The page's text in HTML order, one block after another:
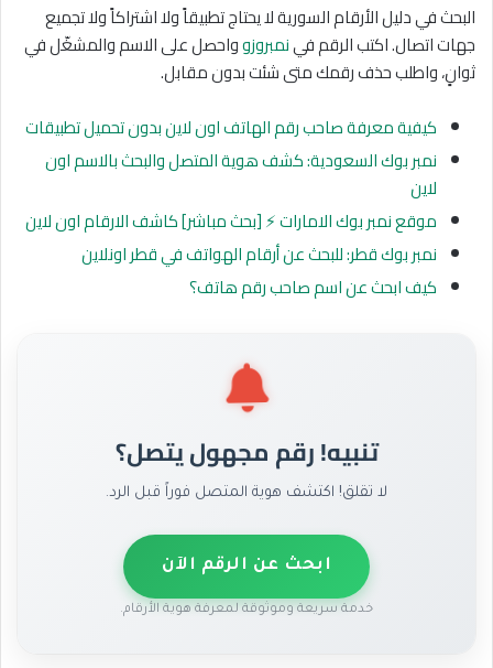
البحث في دليل الأرقام السورية لا يحتاج تطبيقاً ولا اشتراكاً ولا تجميع
جهات اتصال. اكتب الرقم فينمبروزوواحصل على الاسم والمشغّل في
ثوانٍ، واطلب حذف رقمك متى شئت بدون مقابل.
كيفية معرفة صاحب رقم الهاتف اون لاين بدون تحميل تطبيقات
نمبر بوك السعودية: كشف هوية المتصل والبحث بالاسم اون
لاين
موقع نمبر بوك الامارات ⚡️ [بحث مباشر] كاشف الارقام اون لاين
نمبر بوك قطر: للبحث عن أرقام الهواتف في قطر اونلاين
كيف ابحث عن اسم صاحب رقم هاتف؟
تنبيه! رقم مجهول يتصل؟
لا تقلق! اكتشف هوية المتصل فوراً قبل الرد.
ابحث عن الرقم الآن
خدمة سريعة وموثوقة لمعرفة هوية الأرقام.